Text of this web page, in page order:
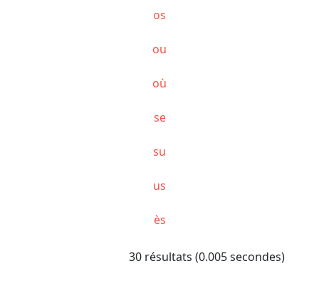
os
ou
où
se
su
us
ès
30 résultats (0.005 secondes)